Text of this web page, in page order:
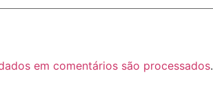
em comentários são processados.